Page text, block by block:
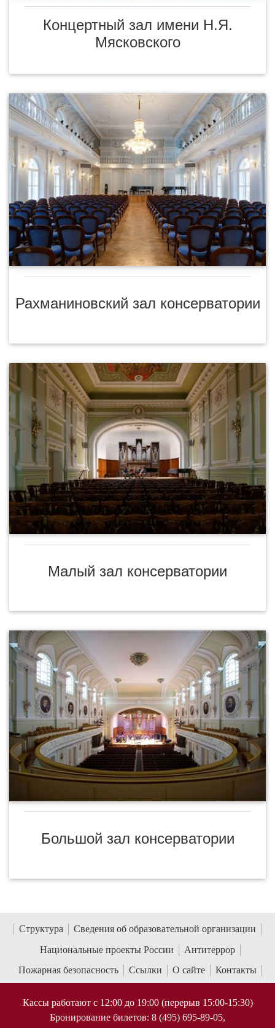
Концертный зал имени Н.Я.
Мясковского
Рахманиновский зал консерватории
Малый зал консерватории
Большой зал консерватории
Структура
Сведения об образовательной организации
Национальные проекты России
Антитеррор
Пожарная безопасность
Ссылки О сайте Контакты
Кассы работают с 12:00 до 19:00 (перерыв 15:00-15:30)
Бронирование билетов: 8 (495) 695-89-05,